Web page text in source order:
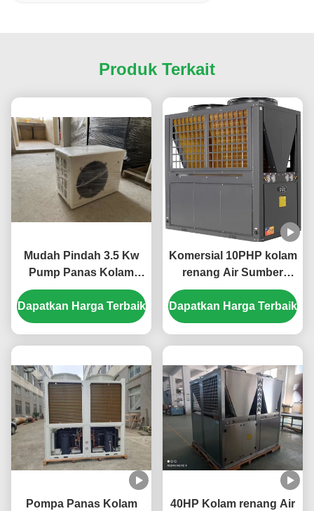
Produk Terkait
Mudah Pindah 3.5 Kw
Pump Panas Kolam
Renang Mini Air Source
Pump Panas
Dapatkan Harga Terbaik
Komersial 10PHP kolam
renang Air Sumber
Pump Panas Produsen
Dapatkan Harga Terbaik
Pompa Panas Kolam
40HP Kolam renang Air